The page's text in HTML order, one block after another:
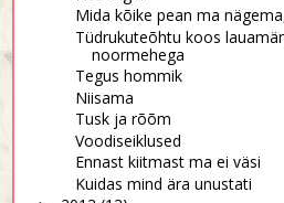
Mida kõike pean ma
Tüdrukuteõhtu koos
noormehega
Tegus hommik
Niisama
Tusk ja rõõm
Voodiseiklused
Ennast kiitmast ma ei väsi
Kuidas mind ära unustati